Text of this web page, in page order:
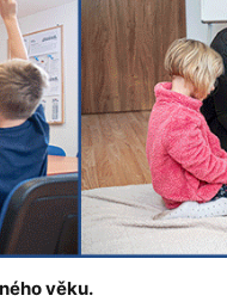
věku.